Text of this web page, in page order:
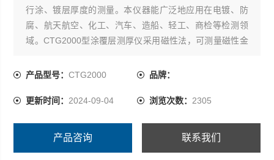
行涂、镀层厚度的测量。本仪器能广泛地应用在电镀、防
腐、航天航空、化工、汽车、造船、轻工、商检等检测领
域。CTG2000型涂覆层测厚仪采用磁性法，可测量磁性金
度(如锌、铝、铬、铜、橡胶、油漆等)。
产品型号：CTG2000 品牌：
更新时间： 2024-09-04 浏览次数： 2305
产品咨询 联系我们